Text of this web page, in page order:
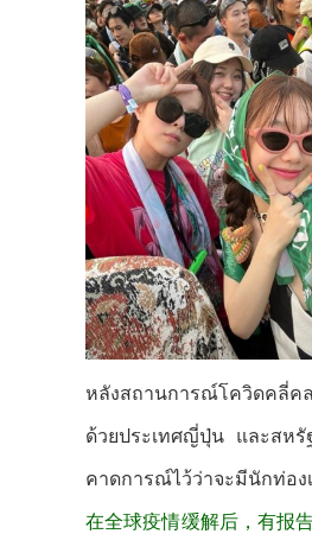
หลังสถานการณ์โควิดคลี่ค
ด้วยประเทศญี่ปุ่น และสหรั
คาดการณ์ไว้ว่าจะมีนักท่อ
在全球疫情缓解后，有报